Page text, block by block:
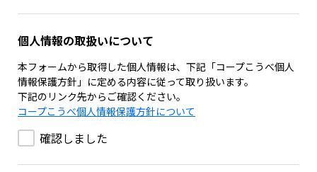
個人情報の取扱いについて
本フォームから取得した個人情報は、下記「コープこうべ個人
情報保護方針」に定める内容に従って取り扱います。
下記のリンク先からご確認ください。
コープこうべ個人情報保護方針について
確認しました